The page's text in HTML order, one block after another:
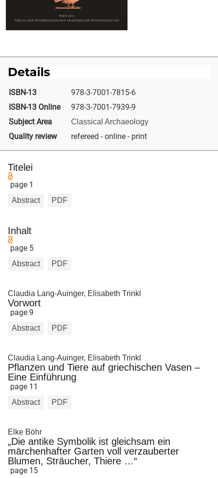
Details
ISBN-13
978-3-7001-7815-6
ISBN-13 Online
978-3-7001-7939-9
Subject Area
Classical Archaeology
Quality review refereed - online - print
Titelei
page 1
Abstract PDF
Inhalt
page 5
Abstract PDF
Claudia Lang-Auinger, Elisabeth Trinkl
Vorwort
page 9
Abstract PDF
Claudia Lang-Auinger, Elisabeth Trinkl
Pflanzen und Tiere auf griechischen Vasen –
Eine Einführung
page 11
Abstract PDF
Elke Böhr
„Die antike Symbolik ist gleichsam ein
märchenhafter Garten voll verzauberter
Blumen, Sträucher, Thiere …“
page 15